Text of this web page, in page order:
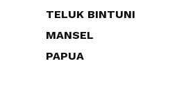
TELUK BINTUNI
MANSEL
PAPUA